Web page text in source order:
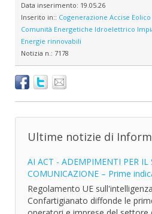
Data inserimento: 19.05.26
Inserito in:: Cogenerazione Accise Eolico
Comunità Energetiche Idroelettrico
Energie rinnovabili
Notizia n.: 7178
Ultime notizie di
AI ACT - ADEMPIMENTI PER IL
COMUNICAZIONE – Prime
Regolamento UE
Confartigianato diffonde le